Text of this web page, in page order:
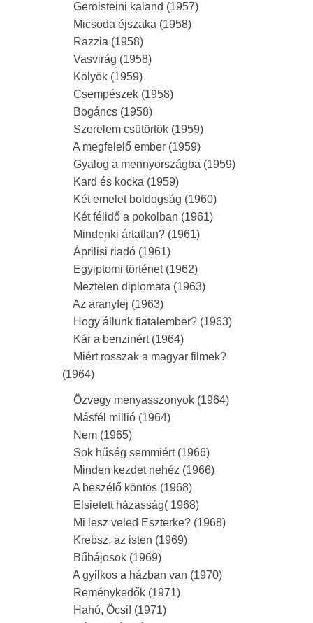
Gerolsteini kaland (1957)
Micsoda éjszaka (1958)
Razzia (1958)
Vasvirág (1958)
Kölyök (1959)
Csempészek (1958)
Bogáncs (1958)
Szerelem csütörtök (1959)
A megfelelő ember (1959)
Gyalog a mennyországba (1959)
Kard és kocka (1959)
Két emelet boldogság (1960)
Két félidő a pokolban (1961)
Mindenki ártatlan? (1961)
Áprilisi riadó (1961)
Egyiptomi történet (1962)
Meztelen diplomata (1963)
Az aranyfej (1963)
Hogy állunk fiatalember? (1963)
Kár a benzinért (1964)
Miért rosszak a magyar filmek?
(1964)
Özvegy menyasszonyok (1964)
Másfél millió (1964)
Nem (1965)
Sok hűség semmiért (1966)
Minden kezdet nehéz (1966)
A beszélő köntös (1968)
Elsietett házasság( 1968)
Mi lesz veled Eszterke? (1968)
Krebsz, az isten (1969)
Bűbájosok (1969)
A gyilkos a házban van (1970)
Reménykedők (1971)
Hahó, Öcsi! (1971)